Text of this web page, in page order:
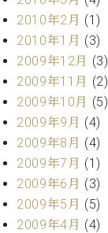
2010年2月 (1)
2010年1月 (3)
2009年12月 (3)
2009年11月 (2)
2009年10月 (5)
2009年9月 (4)
2009年8月 (4)
2009年7月 (1)
2009年6月 (3)
2009年5月 (5)
2009年4月 (4)